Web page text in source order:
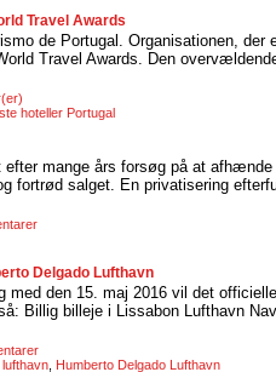
Travel Awards
de Portugal. Organisationen, der
Travel Awards. Den
hoteller Portugal
efter mange års forsøg på at
fortrød salget. En privatisering
Delgado Lufthavn
med den 15. maj 2016 vil det
Billig billeje i Lissabon Lufthavn
lufthavn Humberto Delgado Lufthavn